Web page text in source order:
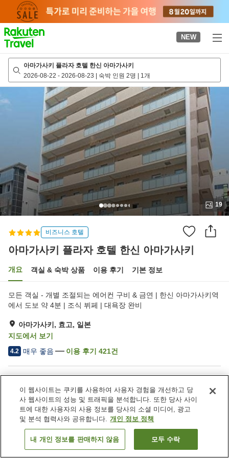
page
NEW
아마가사키 플라자 호텔 한신 아마가사키
2026-08-22 - 2026-08-23 | 숙박 인원 2명 | 1개
19
비즈니스 호텔
아마가사키 플라자 호텔 한신 아마가사키
개요 객실 & 숙박 상품 이용 후기 기본 정보
모든 객실 - 개별 조절되는 에어컨 구비 & 금연 | 한신 아마가사키역
에서 도보 약 4분 | 조식 뷔페 | 대욕장 완비
아마가사키, 효고, 일본
지도에서 보기
4.2 매우 좋음 이용 후기 421건
주차장
자동판매기
대욕장
세탁 (유료)
일본 효고
아마가사키
아마가사키 플라자 호텔 한신 아마가사키
객실 보기
이 웹사이트는 쿠키를 사용하여 사용자 경험을 개선하고 당
사 웹사이트의 성능 및 트래픽을 분석합니다. 또한 당사 사이
트에 대한 사용자의 사용 정보를 당사의 소셜 미디어, 광고
및 분석 협력사와 공유합니다. 개인 정보 정책
내 개인 정보를 판매하지 않음 모두 수락